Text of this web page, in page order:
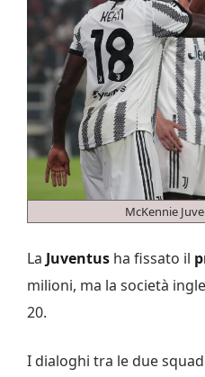
McKennie
La Juventus ha fissato il
milioni, ma la società
20.
I dialoghi tra le due